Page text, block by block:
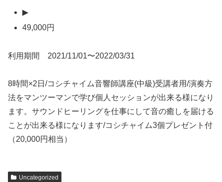
▶
49,000円
利用期間 2021/11/01〜2022/03/31
8時間×2日/コシチャイム音響師講座(中級)受講者用/演奏方
法をマンツーマンで学び個人セッションが出来る様になり
ます。サウンドヒーリングを仕事にして音の癒しを届ける
ことが出来る様になります/コシチャイム3個プレゼント付
（20,000円相当）
Uncategorized